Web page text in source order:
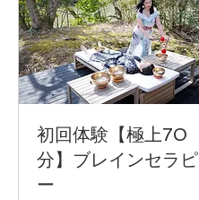
初回体験【極上70
分】ブレインセラピ
ー